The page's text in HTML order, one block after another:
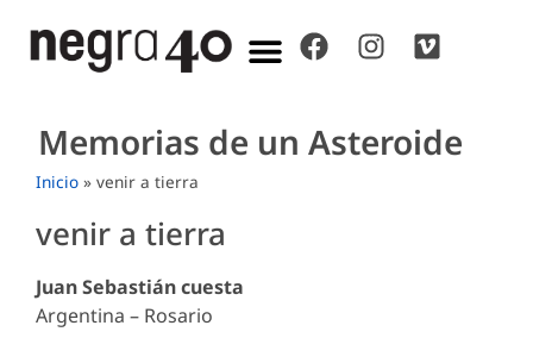
Memorias de un Asteroide
Inicio » venir a tierra
venir a tierra
Juan Sebastián cuesta
Argentina – Rosario